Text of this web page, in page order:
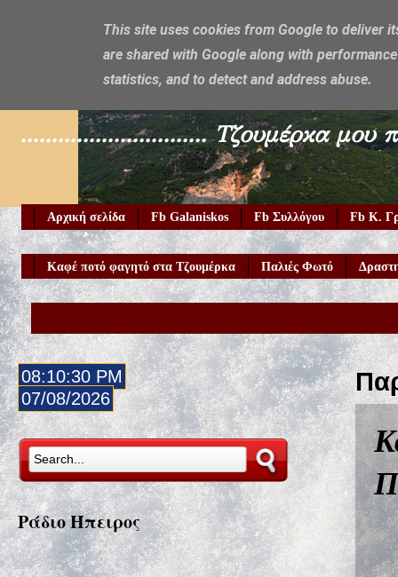
Galaniskos
.............................. Τζουμέρκα μου
Αρχική σελίδα Fb Galaniskos Fb Συλλόγου Fb Κ.
Καφέ ποτό φαγητό στα Τζουμέρκα Παλιές Φωτό
08:10:32 PM
07/08/2026
Ράδιο Ήπειρος
This site uses cookies from Google to deliver
are shared with Google along with
statistics, and to detect and address abuse.